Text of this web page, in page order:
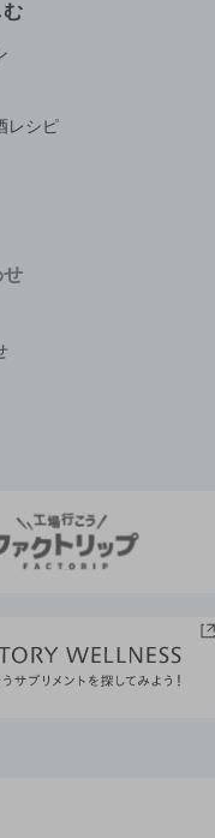
む
レシピ
せ